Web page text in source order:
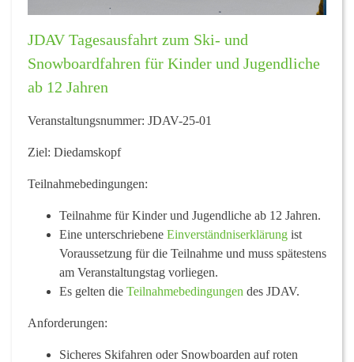
JDAV Tagesausfahrt zum Ski- und
Snowboardfahren für Kinder und Jugendliche
ab 12 Jahren
Veranstaltungsnummer: JDAV-25-01
Ziel: Diedamskopf
Teilnahmebedingungen:
Teilnahme für Kinder und Jugendliche ab 12 Jahren.
Eine unterschriebene Einverständniserklärung ist
Voraussetzung für die Teilnahme und muss spätestens
am Veranstaltungstag vorliegen.
Es gelten die Teilnahmebedingungen des JDAV.
Anforderungen:
Sicheres Skifahren oder Snowboarden auf roten